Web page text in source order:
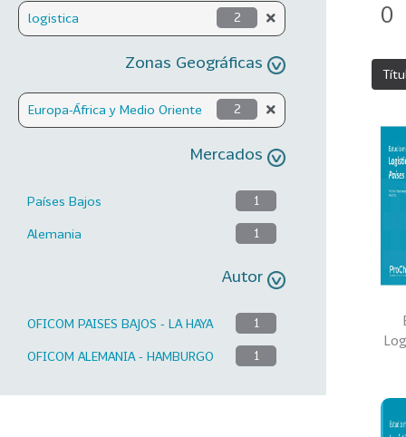
logistica 2
Zonas Geográficas
Europa-África y Medio Oriente 2
Mercados
Países Bajos 1
Alemania 1
Autor
OFICOM PAISES BAJOS - LA HAYA 1
OFICOM ALEMANIA - HAMBURGO 1
0